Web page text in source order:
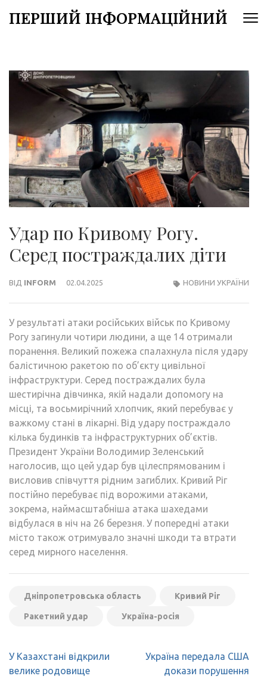
доПЕРШИЙ ІНФОРМАЦІЙНИЙ
Удар по Кривому Рогу.
Серед постраждалих діти
ВІД INFORM 02.04.2025 НОВИНИ УКРАЇНИ
У результаті атаки російських військ по Кривому
Рогу загинули чотири людини, а ще 14 отримали
поранення. Великий пожежа спалахнула після удару
балістичною ракетою по об’єкту цивільної
інфраструктури. Серед постраждалих була
шестирічна дівчинка, якій надали допомогу на
місці, та восьмирічний хлопчик, який перебуває у
важкому стані в лікарні. Від удару постраждало
кілька будинків та інфраструктурних об’єктів.
Президент України Володимир Зеленський
наголосив, що цей удар був цілеспрямованим і
висловив співчуття рідним загиблих. Кривий Ріг
постійно перебуває під ворожими атаками,
зокрема, наймасштабніша атака шахедами
відбулася в ніч на 26 березня. У попередні атаки
місто також отримувало значні шкоди та втрати
серед мирного населення.
Дніпропетровська область Кривий Ріг
Ракетний удар Україна-росія
Навігація
записів
У Казахстані відкрили
велике родовище
Україна передала США
докази порушення